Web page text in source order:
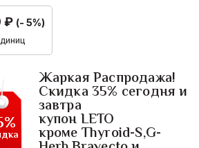
₽ (- 5%)
Жаркая Распродажа!
Скидка 35% сегодня и
завтра
купон LETO
кроме Thyroid-S,G-